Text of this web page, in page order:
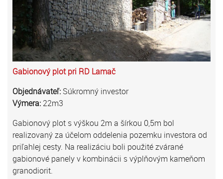
Gabionový plot pri RD Lamač
Objednávateľ: Súkromný investor
Výmera: 22m3
Gabionový plot s výškou 2m a šírkou 0,5m bol
realizovaný za účelom oddelenia pozemku investora od
priľahlej cesty. Na realizáciu boli použité zvárané
gabionové panely v kombinácii s výplňovým kameňom
granodiorit.